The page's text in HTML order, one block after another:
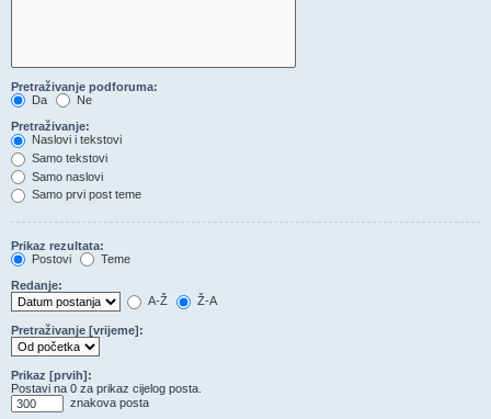
Pretraživanje podforuma:
Da
Ne
Pretraživanje:
Naslovi i tekstovi
Samo tekstovi
Samo naslovi
Samo prvi post teme
Prikaz rezultata:
Postovi
Teme
Redanje:
A-Ž
Ž-A
Pretraživanje [vrijeme]:
Prikaz [prvih]:
Postavi na 0 za prikaz cijelog posta.
znakova posta